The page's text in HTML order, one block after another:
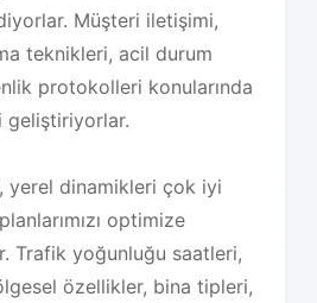
Müşteri iletişimi,
teknikleri, acil durum
protokolleri konularında
geliştiriyorlar.
yerel dinamikleri çok iyi
optimize
Trafik yoğunluğu saatleri,
özellikler, bina tipleri,